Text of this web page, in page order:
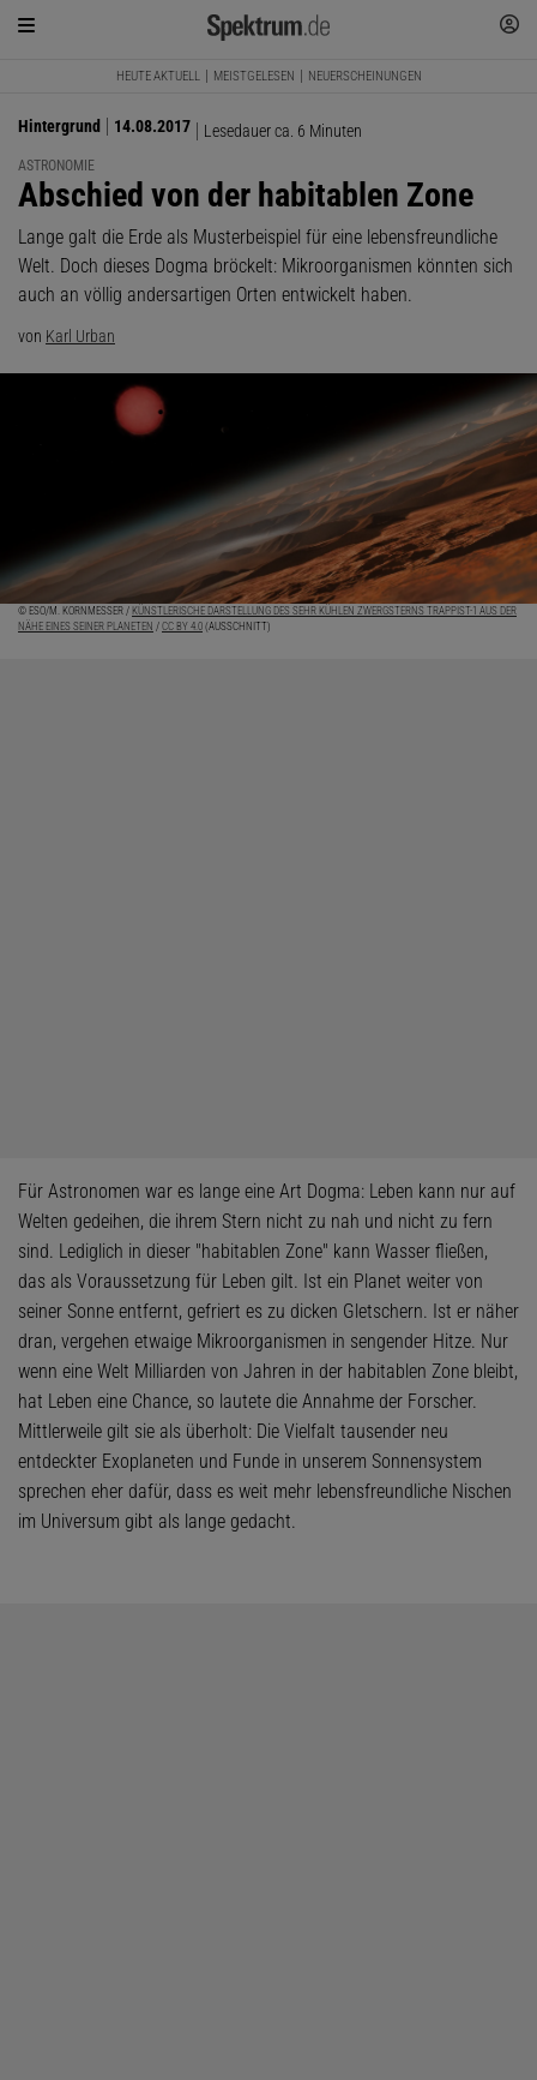
HEUTE AKTUELL MEISTGELESEN NEUERSCHEINUNGEN
Hintergrund 14.08.2017 Lesedauer ca. 6 Minuten
ASTRONOMIE
:
Abschied von der habitablen Zone
Lange galt die Erde als Musterbeispiel für eine lebensfreundliche
Welt. Doch dieses Dogma bröckelt: Mikroorganismen könnten sich
auch an völlig andersartigen Orten entwickelt haben.
von Karl Urban
© ESO/M. KORNMESSER / KÜNSTLERISCHE DARSTELLUNG DES SEHR KÜHLEN ZWERGSTERNS TRAPPIST-1 AUS DER
NÄHE EINES SEINER PLANETEN / CC BY 4.0 (AUSSCHNITT)
Für Astronomen war es lange eine Art Dogma: Leben kann nur auf
Welten gedeihen, die ihrem Stern nicht zu nah und nicht zu fern
sind. Lediglich in dieser "habitablen Zone" kann Wasser fließen,
das als Voraussetzung für Leben gilt. Ist ein Planet weiter von
seiner Sonne entfernt, gefriert es zu dicken Gletschern. Ist er näher
dran, vergehen etwaige Mikroorganismen in sengender Hitze. Nur
wenn eine Welt Milliarden von Jahren in der habitablen Zone bleibt,
hat Leben eine Chance, so lautete die Annahme der Forscher.
Mittlerweile gilt sie als überholt: Die Vielfalt tausender neu
entdeckter Exoplaneten und Funde in unserem Sonnensystem
sprechen eher dafür, dass es weit mehr lebensfreundliche Nischen
im Universum gibt als lange gedacht.